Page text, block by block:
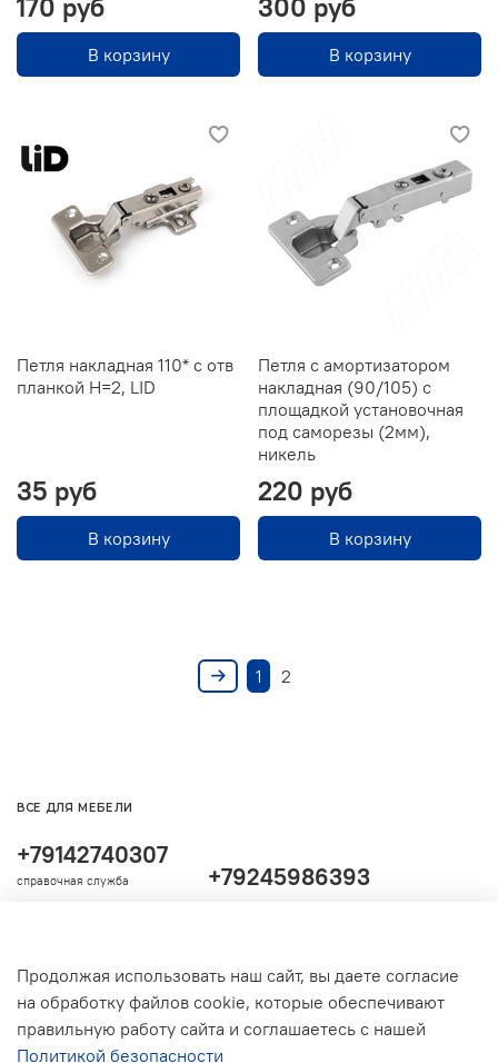
В корзину В корзину
Петля накладная 110* с отв
планкой H=2, LID
35 руб
В корзину
Петля с амортизатором
накладная (90/105) с
площадкой установочная
под саморезы (2мм),
никель
220 руб
В корзину
1 2
+79142740307
справочная служба +79245986393
ВСЕ ДЛЯ МЕБЕЛИ
Продолжая использовать наш сайт, вы даете согласие
на обработку файлов cookie, которые обеспечивают
правильную работу сайта и соглашаетесь с нашей
Политикой безопасности